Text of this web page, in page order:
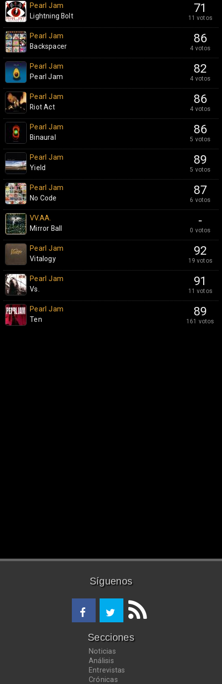
71
11 votos
Pearl Jam
Lightning Bolt
86
4 votos
Pearl Jam
Backspacer
82
4 votos
Pearl Jam
Pearl Jam
86
4 votos
Pearl Jam
Riot Act
86
5 votos
Pearl Jam
Binaural
89
5 votos
Pearl Jam
Yield
87
6 votos
Pearl Jam
No Code
-
0 votos
VV.AA.
Mirror Ball
92
19 votos
Pearl Jam
Vitalogy
91
11 votos
Pearl Jam
Vs.
89
161 votos
Pearl Jam
Ten
Síguenos
Secciones
Noticias
Análisis
Entrevistas
Crónicas